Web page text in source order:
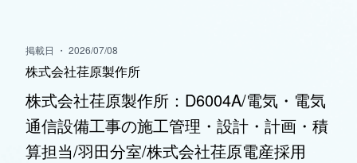
掲載日 ・ 2026/07/08
株式会社荏原製作所
株式会社荏原製作所：D6004A/電気・電気
通信設備工事の施工管理・設計・計画・積
算担当/羽田分室/株式会社荏原電産採用